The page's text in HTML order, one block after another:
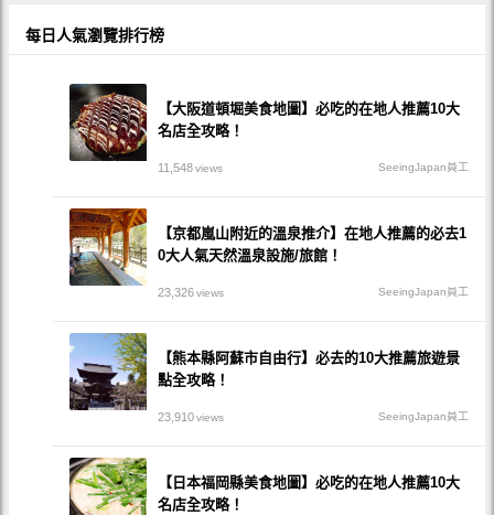
每日人氣瀏覽排行榜
【大阪道頓堀美食地圖】必吃的在地人推薦10大
名店全攻略！
11,548views SeeingJapan員工
【京都嵐山附近的溫泉推介】在地人推薦的必去1
0大人氣天然溫泉設施/旅館！
23,326views SeeingJapan員工
【熊本縣阿蘇市自由行】必去的10大推薦旅遊景
點全攻略！
23,910views SeeingJapan員工
【日本福岡縣美食地圖】必吃的在地人推薦10大
名店全攻略！